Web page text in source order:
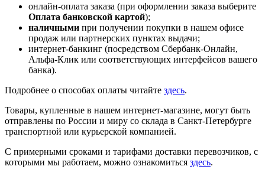
онлайн-оплата заказа (при оформлении заказа выберите
Оплата банковской картой);
наличными при получении покупки в нашем офисе
продаж или партнерских пунктах выдачи;
интернет-банкинг (посредством Сбербанк-Онлайн,
Альфа-Клик или соответствующих интерфейсов вашего
банка).
Подробнее о способах оплаты читайте здесь.
Товары, купленные в нашем интернет-магазине, могут быть
отправлены по России и миру со склада в Санкт-Петербурге
транспортной или курьерской компанией.
С примерными сроками и тарифами доставки перевозчиков, с
которыми мы работаем, можно ознакомиться здесь.